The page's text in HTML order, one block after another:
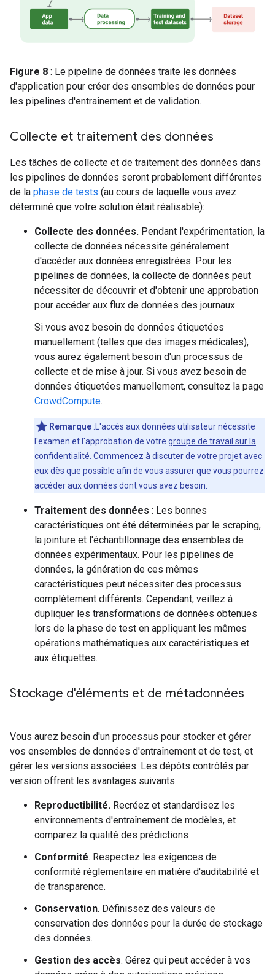
Figure 8 : Le pipeline de données traite les données
d'application pour créer des ensembles de données pour
les pipelines d'entraînement et de validation.
Collecte et traitement des données
Les tâches de collecte et de traitement des données dans
les pipelines de données seront probablement différentes
de la phase de tests (au cours de laquelle vous avez
déterminé que votre solution était réalisable):
Collecte des données. Pendant l'expérimentation, la
collecte de données nécessite généralement
d'accéder aux données enregistrées. Pour les
pipelines de données, la collecte de données peut
nécessiter de découvrir et d'obtenir une approbation
pour accéder aux flux de données des journaux.
Si vous avez besoin de données étiquetées
manuellement (telles que des images médicales),
vous aurez également besoin d'un processus de
collecte et de mise à jour. Si vous avez besoin de
données étiquetées manuellement, consultez la page
CrowdCompute.
Remarque :L'accès aux données utilisateur nécessite
l'examen et l'approbation de votre groupe de travail sur la
confidentialité . Commencez à discuter de votre projet avec
eux dès que possible afin de vous assurer que vous pourrez
accéder aux données dont vous avez besoin.
Traitement des données : Les bonnes
caractéristiques ont été déterminées par le scraping,
la jointure et l'échantillonnage des ensembles de
données expérimentaux. Pour les pipelines de
données, la génération de ces mêmes
caractéristiques peut nécessiter des processus
complètement différents. Cependant, veillez à
dupliquer les transformations de données obtenues
lors de la phase de test en appliquant les mêmes
opérations mathématiques aux caractéristiques et
aux étiquettes.
Stockage d'éléments et de métadonnées
Vous aurez besoin d'un processus pour stocker et gérer
vos ensembles de données d'entraînement et de test, et
gérer les versions associées. Les dépôts contrôlés par
version offrent les avantages suivants:
Reproductibilité. Recréez et standardisez les
environnements d'entraînement de modèles, et
comparez la qualité des prédictions
Conformité. Respectez les exigences de
conformité réglementaire en matière d'auditabilité et
de transparence.
Conservation. Définissez des valeurs de
conservation des données pour la durée de stockage
des données.
Gestion des accès. Gérez qui peut accéder à vos